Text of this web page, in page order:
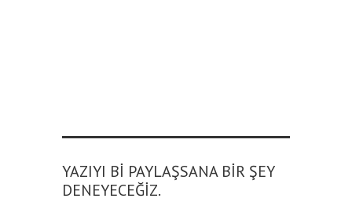
YAZIYI BI PAYLAŞSANA BIR ŞEY
DENEYECEĞIZ.